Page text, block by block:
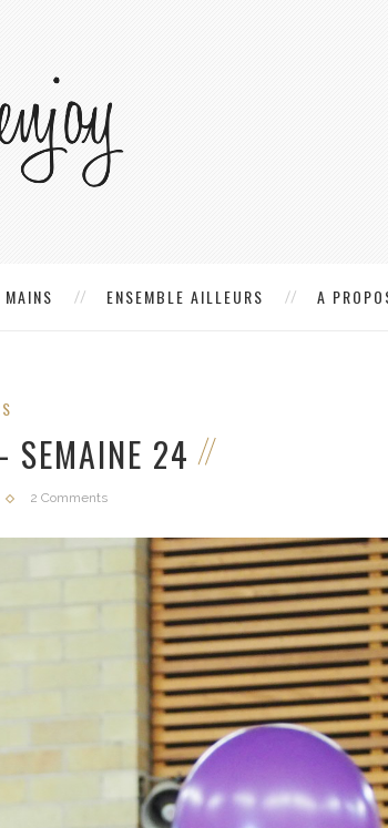
ENSEMBLE AILLEURS A
SEMAINE 24
2 Comments